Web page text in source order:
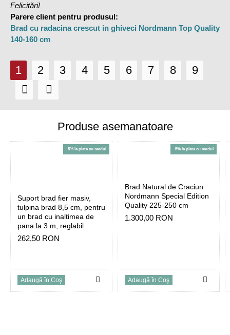
Felicitări!
Parere client pentru produsul:
Brad cu radacina crescut in ghiveci Nordmann Top Quality
140-160 cm
1 2 3 4 5 6 7 8 9
Produse asemanatoare
-5% la plata cu cardul
Suport brad fier masiv,
tulpina brad 8,5 cm, pentru
un brad cu inaltimea de
pana la 3 m, reglabil
262,50 RON
Adaugă în Coş
-5% la plata cu cardul
Brad Natural de Craciun
Nordmann Special Edition
Quality 225-250 cm
1.300,00 RON
Adaugă în Coş